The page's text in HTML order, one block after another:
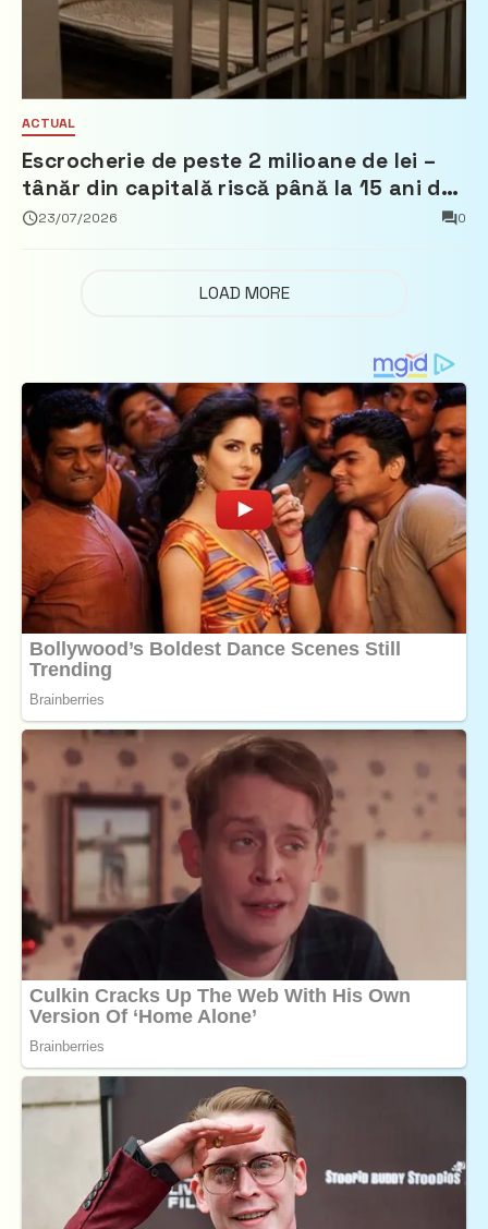
ACTUAL
Escrocherie de peste 2 milioane de lei –
tânăr din capitală riscă până la 15 ani de
închisoare
23/07/2026 0
LOAD MORE